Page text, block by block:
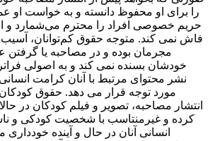
را برای او محفوظ دانسته و به خواست او
حریم خصوصی افراد را محترم می‌شمارد و
فاش نمی کند. متوجه حقوق کم‌توانان،
مجرمان بوده و در مصاحبه یا گرفتن
خودشان بسنده نمی کند و به اصولی فراتر
نشر محتوای مرتبط با آنان کرامت
مورد توجه قرار می دهد. حقوق
انتشار مصاحبه، تصویر و فیلم کودکان در
کرده و غیرمنتاسب با شخصیت کودکی و
انسانی آنان در حال و آینده